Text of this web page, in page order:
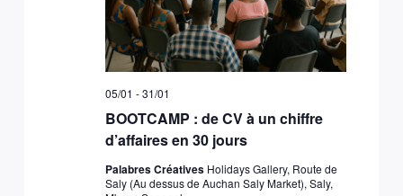
BOOTCAMP : de CV à un chiffre
d’affaires en 30 jours
05/01 -31/01
Palabres Créatives Holidays Gallery, Route de
Saly (Au dessus de Auchan Saly Market), Saly,